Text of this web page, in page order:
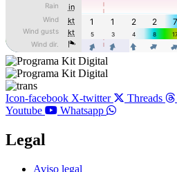
Icon-facebook X-twitter Threads
Youtube
Whatsapp
Legal
Main
Aviso legal